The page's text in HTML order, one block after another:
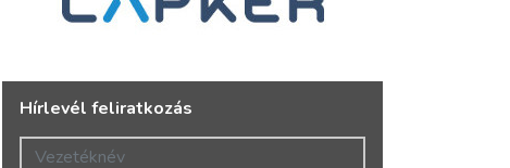
Hírlevél feliratkozás
Vezetéknév